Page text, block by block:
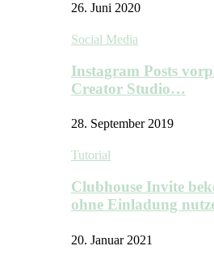
26. Juni 2020
Social Media
Instagram Posts
Creator Studio…
28. September 2019
Tutorial
Clubhouse Invite
ohne Einladung
20. Januar 2021